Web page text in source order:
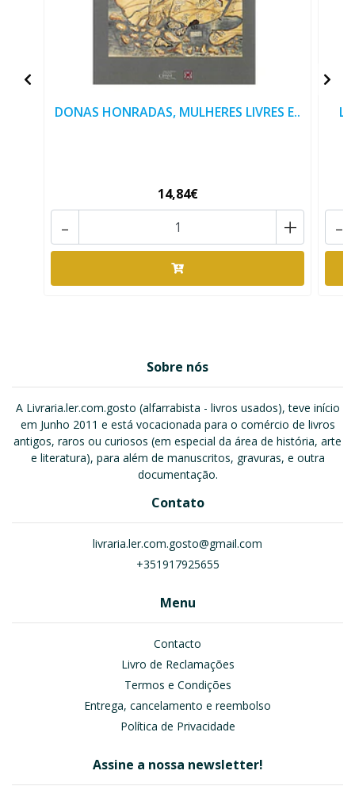
DONAS HONRADAS, MULHERES LIVRES E..
14,84€
+
- -
Sobre nós
A Livraria.ler.com.gosto (alfarrabista - livros usados), teve início
em Junho 2011 e está vocacionada para o comércio de livros
antigos, raros ou curiosos (em especial da área de história, arte
e literatura), para além de manuscritos, gravuras, e outra
documentação.
Contato
livraria.ler.com.gosto@gmail.com
+351917925655
Menu
Contacto
Livro de Reclamações
Termos e Condições
Entrega, cancelamento e reembolso
Política de Privacidade
Assine a nossa newsletter!